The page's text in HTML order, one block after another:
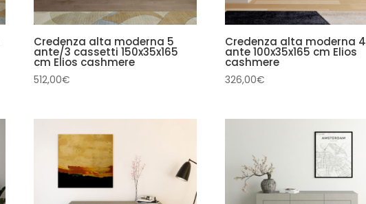
Credenza alta moderna 5
ante/3 cassetti 150x35x165
cm Elios cashmere
512,00€
Credenza alta moderna 4
ante 100x35x165 cm Elios
cashmere
326,00€